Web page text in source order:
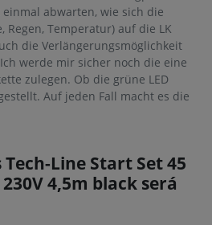
abwarten, wie sich die
Regen, Temperatur) auf die LK
die Verlängerungsmöglichkeit
werde mir sicher noch die eine
zulegen. Ob die grüne LED
Auf jeden Fall macht es die
Line Start Set 45
4,5m black será